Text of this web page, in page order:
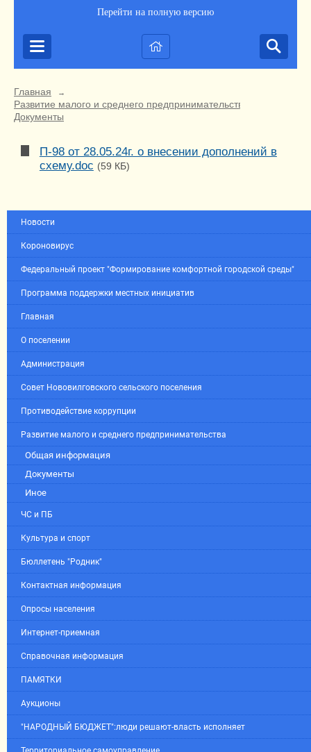
Перейти на полную версию
Главная →
Развитие малого и среднего предпринимательства
Документы
П-98 от 28.05.24г. о внесении дополнений в
схему.doc (59 КБ)
Новости
Короновирус
Федеральный проект "Формирование комфортной городской среды"
Программа поддержки местных инициатив
Главная
О поселении
Администрация
Совет Нововилговского сельского поселения
Противодействие коррупции
Развитие малого и среднего предпринимательства
Общая информация
Документы
Иное
ЧС и ПБ
Культура и спорт
Бюллетень "Родник"
Контактная информация
Опросы населения
Интернет-приемная
Справочная информация
ПАМЯТКИ
Аукционы
"НАРОДНЫЙ БЮДЖЕТ":люди решают-власть исполняет